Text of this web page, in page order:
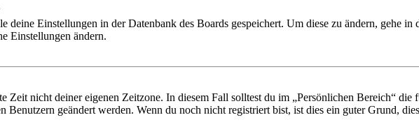
deine Einstellungen in der Datenbank des Boards gespeichert. Um diese zu ändern, gehe
Einstellungen ändern.
Zeit nicht deiner eigenen Zeitzone. In diesem Fall solltest du im „Persönlichen Bereich“
Benutzern geändert werden. Wenn du noch nicht registriert bist, ist dies ein guter Grund,